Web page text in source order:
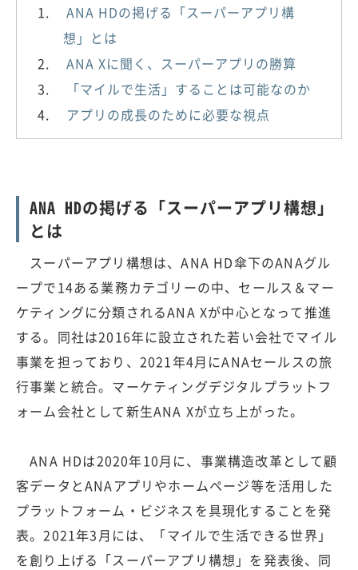
ANA HDの掲げる「スーパーアプリ構
想」とは
ANA Xに聞く、スーパーアプリの勝算
「マイルで生活」することは可能なのか
アプリの成長のために必要な視点
ANA HDの掲げる「スーパーアプリ構想」
とは
スーパーアプリ構想は、ANA HD傘下のANAグル
ープで14ある業務カテゴリーの中、セールス＆マー
ケティングに分類されるANA Xが中心となって推進
する。同社は2016年に設立された若い会社でマイル
事業を担っており、2021年4月にANAセールスの旅
行事業と統合。マーケティングデジタルプラットフ
ォーム会社として新生ANA Xが立ち上がった。
ANA HDは2020年10月に、事業構造改革として顧
客データとANAアプリやホームページ等を活用した
プラットフォーム・ビジネスを具現化することを発
表。2021年3月には、「マイルで生活できる世界」
を創り上げる「スーパーアプリ構想」を発表後、同